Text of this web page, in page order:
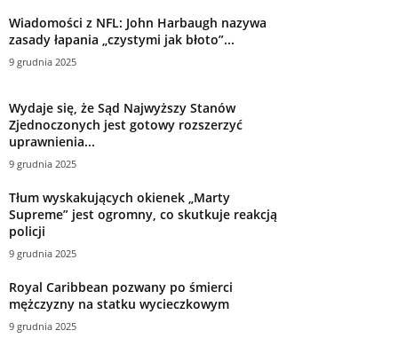
Wiadomości z NFL: John Harbaugh nazywa
zasady łapania „czystymi jak błoto”...
9 grudnia 2025
Wydaje się, że Sąd Najwyższy Stanów
Zjednoczonych jest gotowy rozszerzyć
uprawnienia...
9 grudnia 2025
Tłum wyskakujących okienek „Marty
Supreme” jest ogromny, co skutkuje reakcją
policji
9 grudnia 2025
Royal Caribbean pozwany po śmierci
mężczyzny na statku wycieczkowym
9 grudnia 2025